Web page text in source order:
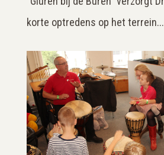
korte optredens op het terrein...